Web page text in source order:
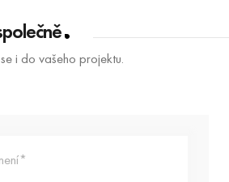
i do vašeho projektu.